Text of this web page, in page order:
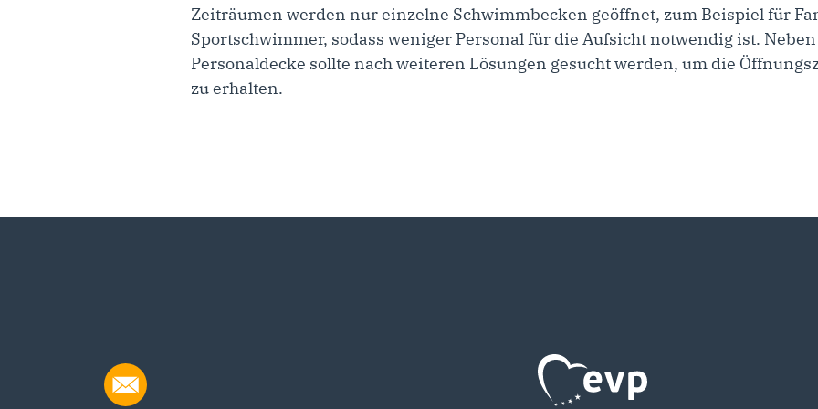
Zeiträumen werden nur einzelne Schwimmbecken geöffnet, zum Beispiel für
Sportschwimmer, sodass weniger Personal für die Aufsicht notwendig ist.
Personaldecke sollte nach weiteren Lösungen gesucht werden, um die
zu erhalten.